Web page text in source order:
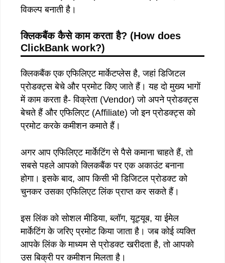
विकल्प बनाती है।
क्लिकबैंक कैसे काम करता है? (How does
ClickBank work?)
क्लिकबैंक एक एफिलिएट मार्केटप्लेस है, जहां डिजिटल
प्रोडक्ट्स बेचे और प्रमोट किए जाते हैं। यह दो मुख्य भागों
में काम करता है- विक्रेता (Vendor) जो अपने प्रोडक्ट्स
बेचते हैं और एफिलिएट (Affiliate) जो इन प्रोडक्ट्स को
प्रमोट करके कमीशन कमाते हैं।
अगर आप एफिलिएट मार्केटिंग से पैसे कमाना चाहते हैं, तो
सबसे पहले आपको क्लिकबैंक पर एक अकाउंट बनाना
होगा। इसके बाद, आप किसी भी डिजिटल प्रोडक्ट को
चुनकर उसका एफिलिएट लिंक प्राप्त कर सकते हैं।
इस लिंक को सोशल मीडिया, ब्लॉग, यूट्यूब, या ईमेल
मार्केटिंग के जरिए प्रमोट किया जाता है। जब कोई व्यक्ति
आपके लिंक के माध्यम से प्रोडक्ट खरीदता है, तो आपको
उस बिक्री पर कमीशन मिलता है।